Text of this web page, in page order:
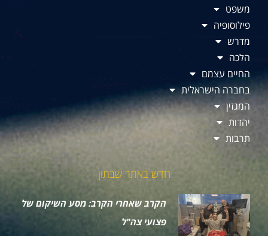
משפט
פילוסופיה
מדרש
הלכה
החיים עצמם
בחברה הישראלית
המגזין
יהדות
תרבות
חדש באתר שבתון
הקרב שאחרי הקרב: מסע השיקום של
פצועי צה"ל